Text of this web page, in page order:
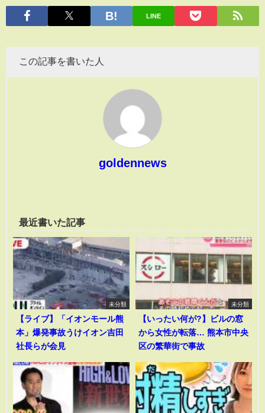
有 LINE
この記事を書いた人
goldennews
最近書いた記事
未分類
【ライブ】「イオンモール熊
本」爆発事故うけイオン吉田
社長らが会見
未分類
【いったい何が?】ビルの窓
から女性が転落… 熊本市中央
区の繁華街で事故